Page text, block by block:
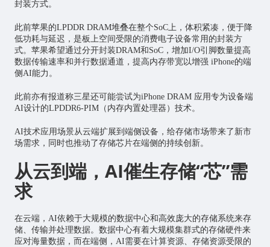
封装方式。
此前苹果的LPDDR DRAM堆叠在整个SoC上，体积紧凑，便于降
低功耗与延迟，是板上空间受限的消费电子设备常用的封装方
式。苹果希望通过分开封装DRAM和SoC，增加I/O引脚数量提高
数据传输速率和并行数据通道，提高内存带宽以增强 iPhone的端
侧AI能力。
此前亦有报道称三星还可能尝试为iPhone DRAM 应用专为设备端
AI设计的LPDDR6-PIM（内存内置处理器）技术。
AI技术应用场景从云端扩展到端侧设备，给存储市场带来了新市
场需求，同时也推动了存储芯片在端侧的持续创新。
从云到端， AI催生存储“芯”需
求
在云端，AI依赖于大规模的数据中心和高效庞大的存储系统来存
储、传输并处理数据。数据中心有着大规模集群式的存储硬件来
应对海量数据，而在端侧，AI需要在计算资源、存储资源受限的